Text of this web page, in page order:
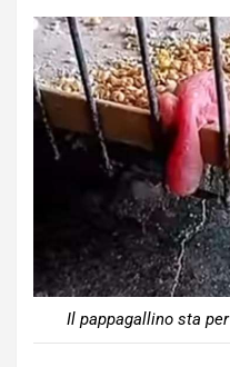
Il pappagallino sta